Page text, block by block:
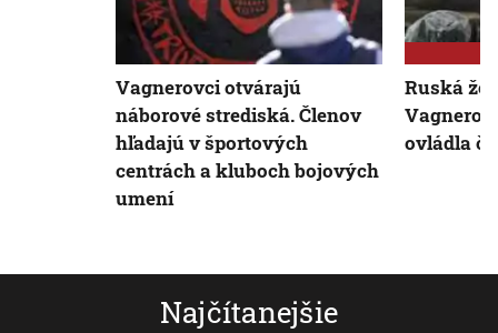
Najčítanejšie
Vagnerovci otvárajú
náborové strediská. Členov
hľadajú v športových
centrách a kluboch bojových
umení
Ruská
ovládla